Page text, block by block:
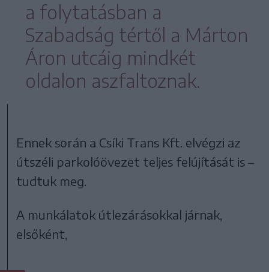
a folytatásban a
Szabadság tértől a Márton
Áron utcáig mindkét
oldalon aszfaltoznak.
Ennek során a Csíki Trans Kft. elvégzi az
útszéli parkolóövezet teljes felújítását is –
tudtuk meg.
A munkálatok útlezárásokkal járnak,
elsőként,